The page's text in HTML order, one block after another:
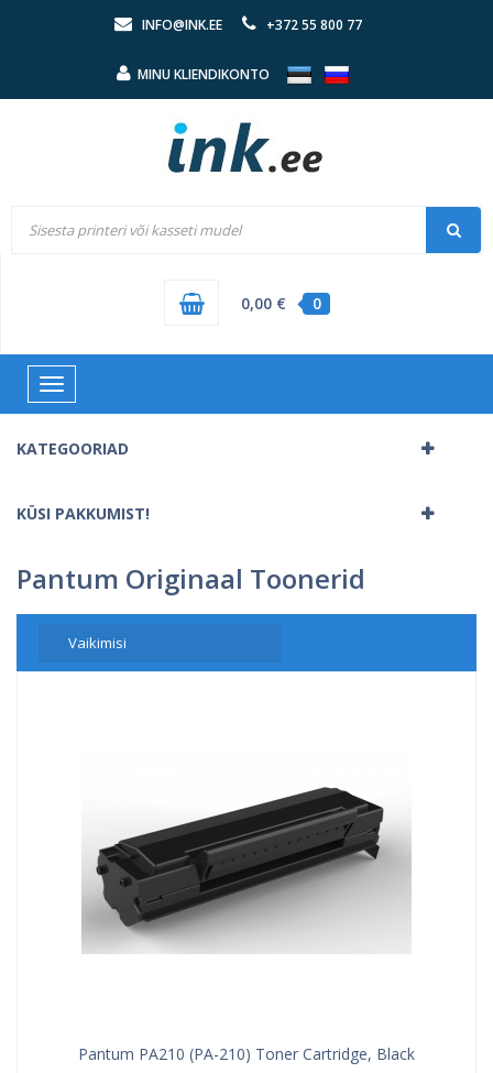
INFO@INK.EE +372 55 800 77
MINU KLIENDIKONTO
0
0,00 €
Toggle
navigation
KATEGOORIAD
KÜSI PAKKUMIST!
Pantum Originaal Toonerid
Pantum PA210 (PA-210) Toner Cartridge, Black